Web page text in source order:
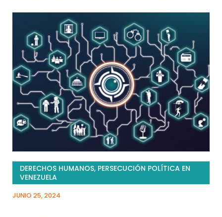
DERECHOS HUMANOS, PERSECUCIÓN POLÍTICA EN
VENEZUELA
JUNIO 25, 2024